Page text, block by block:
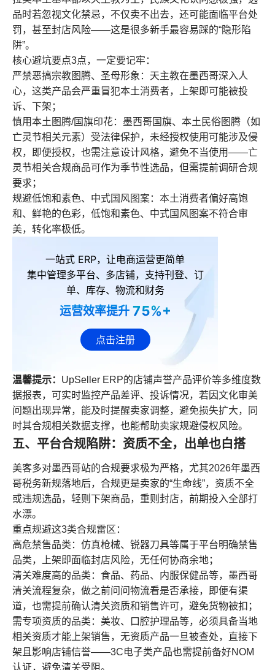
品时若忽视文化禁忌，不仅卖不出去，还可能面临平台处
罚，甚至封店风险——这是很多新手最容易踩的“隐形陷
阱”。
核心避坑要点3点，一定要记牢：
严禁恶搞宗教图腾、圣母形象：天主教在墨西哥深入人
心，这类产品会严重冒犯本土消费者，上架即可能被投
诉、下架；
慎用本土图腾/国旗印花：墨西哥国旗、本土民俗图腾（如
亡灵节相关元素）受法律保护，未经授权使用可能涉及侵
权，即便授权，也需注意设计风格，避免不当使用——亡
灵节相关合规商品可作为季节性选品，但需提前调研合规
要求；
规避低饱和素色、中式国风图案：本土消费者偏好高饱
和、鲜艳的色彩，低饱和素色、中式国风图案不符合审
美，转化率极低。
一站式 ERP，让电商运营更简单
集中管理多平台、多店铺，支持刊登、订
单、库存、物流和财务
运营效率提升 75%+
点击注册
温馨提示：
UpSeller ERP的店铺声誉产品评价等多维度数
据报表，可实时监控产品差评、投诉情况，若因文化审美
问题出现异常，能及时提醒卖家调整，避免损失扩大，同
时其合规相关数据支撑，也能帮助卖家规避侵权风险。
五、平台合规陷阱：资质不全，出单也白搭
美客多对墨西哥站的合规要求极为严格，尤其2026年墨西
哥税务新规落地后，合规更是卖家的“生命线”，资质不全
或违规选品，轻则下架商品，重则封店，前期投入全部打
水漂。
重点规避这3类合规雷区：
高危禁售品类：仿真枪械、锐器刀具等属于平台明确禁售
品类，上架即面临封店风险，无任何协商余地；
清关难度高的品类：食品、药品、内服保健品等，墨西哥
清关流程复杂，做之前问问物流看是否承接，即便有渠
道，也需提前确认清关资质和销售许可，避免货物被扣；
需专项资质的品类：美妆、口腔护理品等，必须具备当地
相关资质才能上架销售，无资质产品一旦被查处，直接下
架且影响店铺信誉——3C电子类产品也需提前备好NOM
认证，避免清关受阻。